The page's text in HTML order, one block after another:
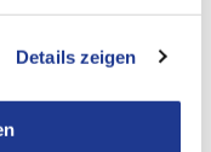
Details zeigen
准抓取零件并将其